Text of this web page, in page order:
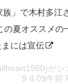
族」で木村多江
の夏オススメの
には宣伝
がシ
9 4:09午前